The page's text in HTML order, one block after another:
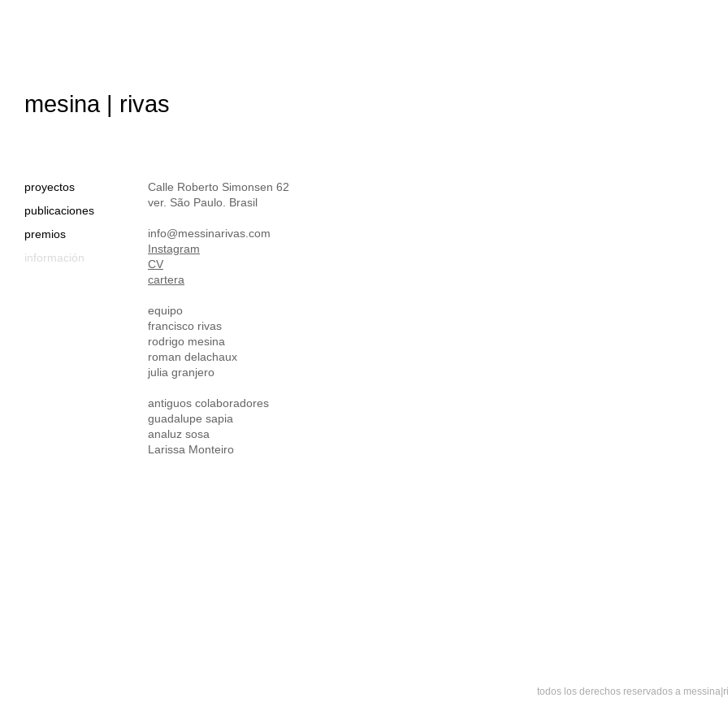
proyectos
publicaciones
premios
información
mesina | rivas
Calle Roberto Simonsen 62
ver. São Paulo. Brasil
info@messinarivas.com
Instagram
CV
cartera
equipo
francisco rivas
rodrigo mesina
roman delachaux
julia granjero
antiguos colaboradores
guadalupe sapia
analuz sosa
Larissa Monteiro
todos los derechos reservados a